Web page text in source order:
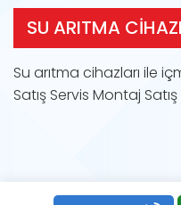
SU ARITMA
Su arıtma cihazları ile
Satış Servis Montaj